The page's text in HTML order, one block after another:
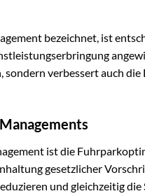
bezeichnet, ist
verbessert auch
ist die
gesetzlicher
und gleichzeitig